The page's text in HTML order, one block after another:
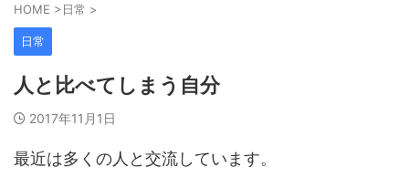
HOME >日常 >
日常
人と比べてしまう自分
2017年11月1日
最近は多くの人と交流しています。